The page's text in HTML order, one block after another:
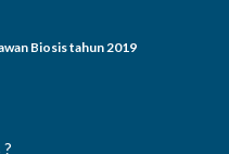
Biosis tahun 2019